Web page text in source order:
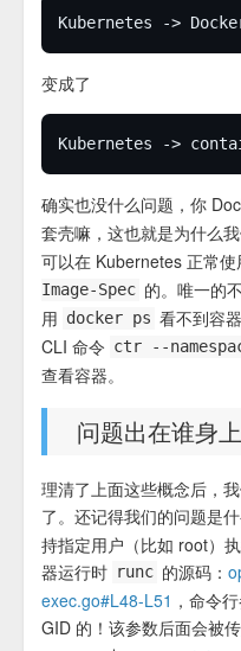
变成了
确实也没什么问题，你
套壳嘛，这也就是为什么
可以在 Kubernetes 正常
Image-Spec 的。唯一的
用 docker ps 看不到容
CLI 命令 ctr --
查看容器。
问题出在谁身
理清了上面这些概念后，
了。还记得我们的问题是
持指定用户（比如 root）
器运行时 runc 的源码：
exec.go#L48-L51 ，命令
GID 的！该参数后面会被